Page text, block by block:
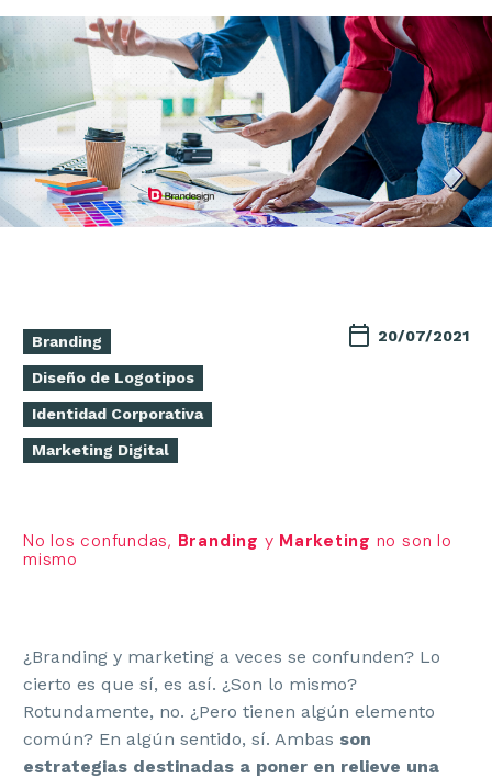
Branding
Diseño de Logotipos
Identidad Corporativa
Marketing Digital
20/07/2021
No los confundas, Branding y Marketing no son lo
mismo
¿Branding y marketing a veces se confunden? Lo
cierto es que sí, es así. ¿Son lo mismo?
Rotundamente, no. ¿Pero tienen algún elemento
común? En algún sentido, sí. Ambas son
estrategias destinadas a poner en relieve una